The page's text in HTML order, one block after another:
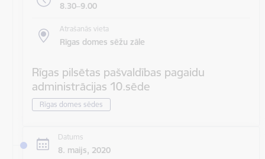
8.30–9.00
Atrašanās vieta
Rīgas domes sēžu zāle
Rīgas pilsētas pašvaldības pagaidu
administrācijas 10.sēde
Rīgas domes sēdes
Datums
8. maijs, 2020